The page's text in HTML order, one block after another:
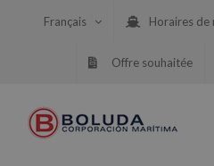
Français Horaires de
Offre souhaitée